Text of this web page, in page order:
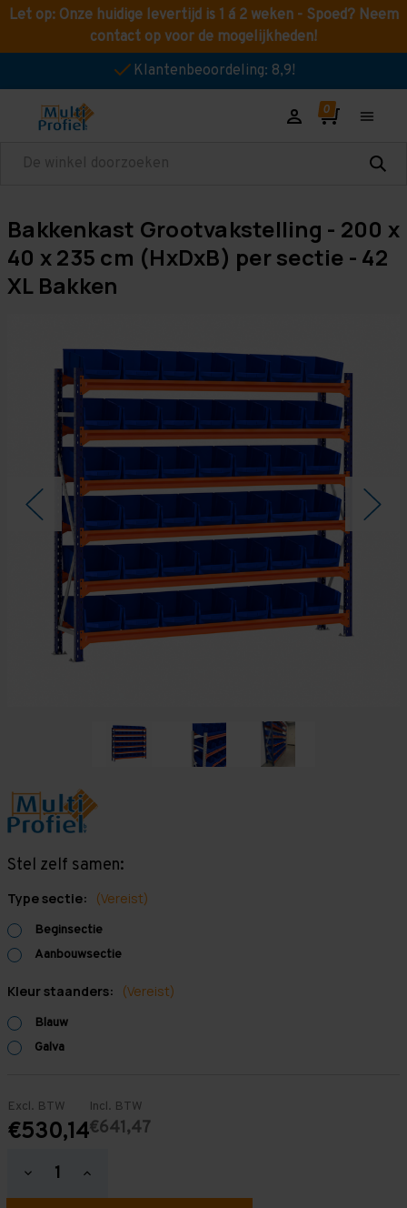
Let op: Onze huidige levertijd is 1 á 2 weken - Spoed? Neem
contact op voor de mogelijkheden!
Klantenbeoordeling: 8,9!
Zoeken
Bakkenkast Grootvakstelling - 200 x
40 x 235 cm (HxDxB) per sectie - 42
XL Bakken
Stel zelf samen:
Type sectie: (Vereist)
Beginsectie
Aanbouwsectie
Kleur staanders: (Vereist)
Blauw
Galva
Excl. BTW
€530,14
Incl. BTW
€641,47
Hoeveelheid
verlagen
Hoeveelheid
verhogen